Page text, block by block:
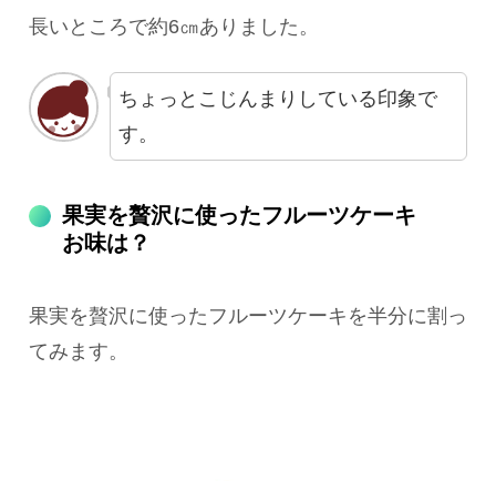
長いところで約6㎝ありました。
ちょっとこじんまりしている印象で
す。
果実を贅沢に使ったフルーツケーキ
お味は？
果実を贅沢に使ったフルーツケーキを半分に割っ
てみます。